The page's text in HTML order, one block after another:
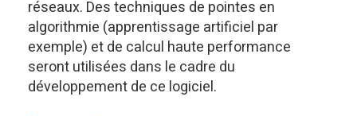
réseaux. Des techniques de pointes en
algorithmie (apprentissage artificiel par
exemple) et de calcul haute performance
seront utilisées dans le cadre du
développement de ce logiciel.